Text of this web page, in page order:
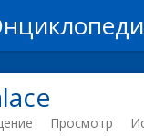
Просмотр